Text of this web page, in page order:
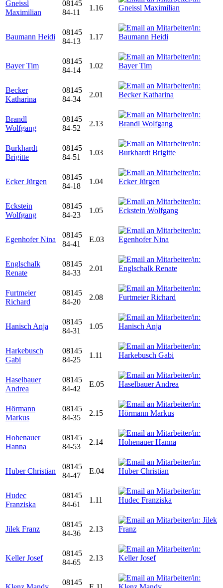
Gneissl
Maximilian
08145
84-11
1.16
Baumann Heidi
08145
84-13
1.17
Bayer Tim
08145
84-14
1.02
Becker
Katharina
08145
84-34
2.01
Brandl
Wolfgang
08145
84-52
2.13
Burkhardt
Brigitte
08145
84-51
1.03
Ecker Jürgen
08145
84-18
1.04
Eckstein
Wolfgang
08145
84-23
1.05
Egenhofer Nina
08145
84-41
E.03
Englschalk
Renate
08145
84-33
2.01
Furtmeier
Richard
08145
84-20
2.08
Hanisch Anja
08145
84-31
1.05
Harkebusch
Gabi
08145
84-25
1.11
Haselbauer
Andrea
08145
84-42
E.05
Hörmann
Markus
08145
84-35
2.15
Hohenauer
Hanna
08145
84-53
2.14
Huber Christian
08145
84-47
E.04
Hudec
Franziska
08145
84-61
1.11
Jilek Franz
08145
84-36
2.13
Keller Josef
08145
84-65
2.13
08145